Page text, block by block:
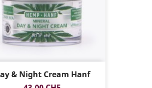
& Night Cream Hanf